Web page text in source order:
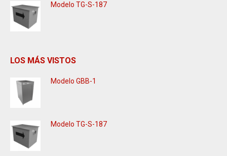
Modelo TG-S-187
LOS MÁS VISTOS
Modelo GBB-1
Modelo TG-S-187